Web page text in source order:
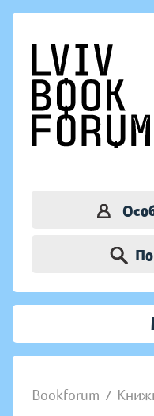
Bookforum /